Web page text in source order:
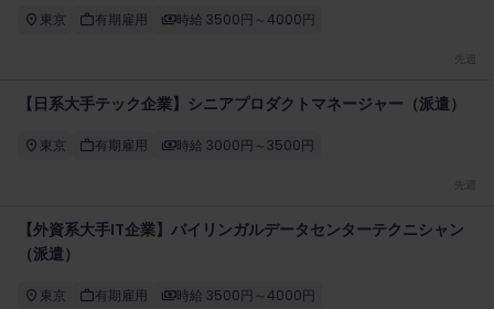
東京 有期雇用 時給 3500円～4000円
【日系大手テック企業】シニアプロダクトマネージャー（派遣）
東京 有期雇用 時給 3000円～3500円
【外資系大手IT企業】バイリンガルデータセンターテクニシャン
（派遣）
東京 有期雇用 時給 3500円～4000円